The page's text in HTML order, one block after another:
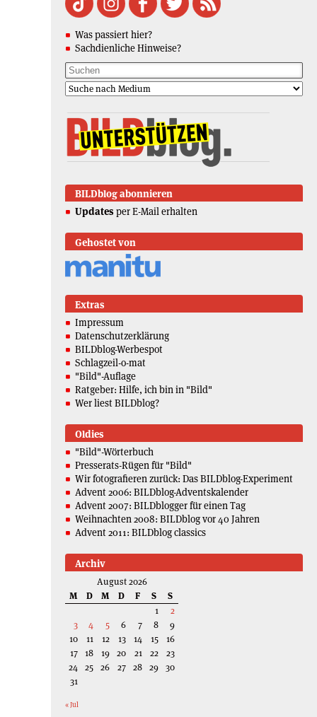
Was passiert hier?
Sachdienliche Hinweise?
BILDblog abonnieren
Updates per E-Mail erhalten
Gehostet von
Extras
Impressum
Datenschutzerklärung
BILDblog-Werbespot
Schlagzeil-o-mat
"Bild"-Auflage
Ratgeber: Hilfe, ich bin in "Bild"
Wer liest BILDblog?
Oldies
"Bild"-Wörterbuch
Presserats-Rügen für "Bild"
Wir fotografieren zurück: Das BILDblog-Experiment
Advent 2006: BILDblog-Adventskalender
Advent 2007: BILDblogger für einen Tag
Weihnachten 2008: BILDblog vor 40 Jahren
Advent 2011: BILDblog classics
Archiv
August 2026
M
D M D F S
S
1
2
3
4 5 6 7 8
9
10
11 12 13 14 15
16
17 18 19 20 21 22
23
24 25 26 27 28 29 30
31
« Jul